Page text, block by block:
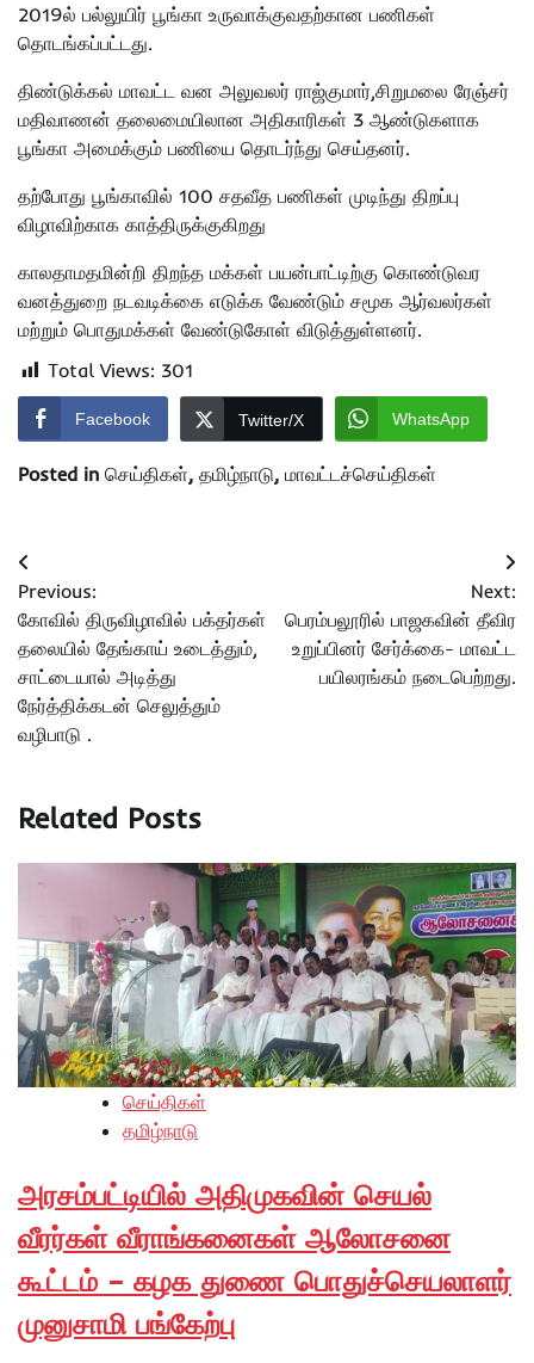
2019ல் பல்லுயிர் பூங்கா உருவாக்குவதற்கான பணிகள்
தொடங்கப்பட்டது.
திண்டுக்கல் மாவட்ட வன அலுவலர் ராஜ்குமார்,சிறுமலை ரேஞ்சர்
மதிவாணன் தலைமையிலான அதிகாரிகள் 3 ஆண்டுகளாக
பூங்கா அமைக்கும் பணியை தொடர்ந்து செய்தனர்.
தற்போது பூங்காவில் 100 சதவீத பணிகள் முடிந்து திறப்பு
விழாவிற்காக காத்திருக்குகிறது
காலதாமதமின்றி திறந்த மக்கள் பயன்பாட்டிற்கு கொண்டுவர
வனத்துறை நடவடிக்கை எடுக்க வேண்டும் சமூக ஆர்வலர்கள்
மற்றும் பொதுமக்கள் வேண்டுகோள் விடுத்துள்ளனர்.
Total Views: 301
Facebook Twitter/X WhatsApp
Posted in செய்திகள், தமிழ்நாடு, மாவட்டச்செய்திகள்
Post
navigation
Previous:
கோவில் திருவிழாவில் பக்தர்கள்
தலையில் தேங்காய் உடைத்தும்,
சாட்டையால் அடித்து
நேர்த்திக்கடன் செலுத்தும்
வழிபாடு .
Next:
பெரம்பலூரில் பாஜகவின் தீவிர
உறுப்பினர் சேர்க்கை- மாவட்ட
பயிலரங்கம் நடைபெற்றது.
Related Posts
செய்திகள்
தமிழ்நாடு
அரசம்பட்டியில் அதிமுகவின் செயல்
வீரர்கள் வீராங்கனைகள் ஆலோசனை
கூட்டம் – கழக துணை பொதுச்செயலாளர்
முனுசாமி பங்கேற்பு